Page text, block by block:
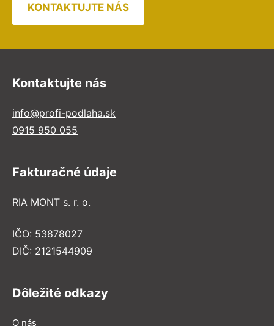
KONTAKTUJTE NÁS
Kontaktujte nás
info@profi-podlaha.sk
0915 950 055
Fakturačné údaje
RIA MONT s. r. o.
IČO: 53878027
DIČ: 2121544909
Dôležité odkazy
O nás